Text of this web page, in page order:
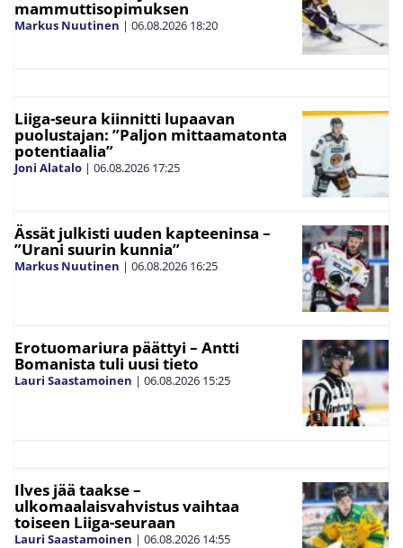
mammuttisopimuksen
Markus Nuutinen | 06.08.2026 18:20
Liiga-seura kiinnitti lupaavan
puolustajan: ”Paljon mittaamatonta
potentiaalia”
Joni Alatalo | 06.08.2026 17:25
Ässät julkisti uuden kapteeninsa –
”Urani suurin kunnia”
Markus Nuutinen | 06.08.2026 16:25
Erotuomariura päättyi – Antti
Bomanista tuli uusi tieto
Lauri Saastamoinen | 06.08.2026 15:25
Ilves jää taakse –
ulkomaalaisvahvistus vaihtaa
toiseen Liiga-seuraan
Lauri Saastamoinen | 06.08.2026 14:55